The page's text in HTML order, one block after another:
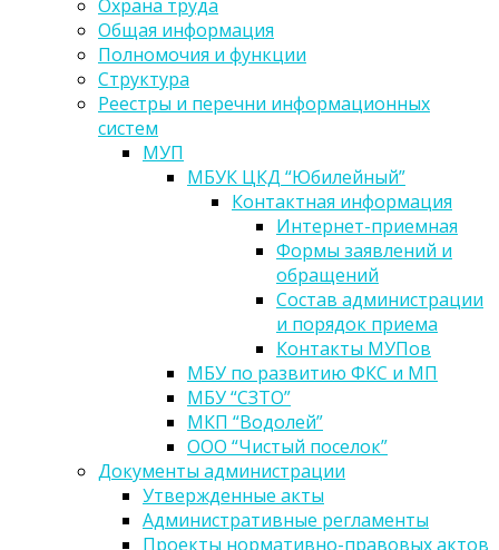
Охрана труда
Общая информация
Полномочия и функции
Структура
Реестры и перечни информационных
систем
МУП
МБУК ЦКД “Юбилейный”
Контактная информация
Интернет-приемная
Формы заявлений и
обращений
Состав администрации
и порядок приема
Контакты МУПов
МБУ по развитию ФКС и МП
МБУ “СЗТО”
МКП “Водолей”
ООО “Чистый поселок”
Документы администрации
Утвержденные акты
Административные регламенты
Проекты нормативно-правовых актов